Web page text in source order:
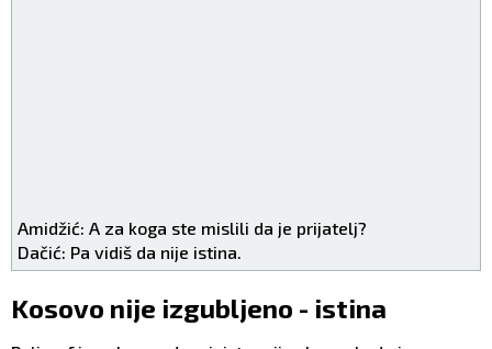
Amidžić: A za koga ste mislili da je prijatelj?
Dačić: Pa vidiš da nije istina.
Kosovo nije izgubljeno - istina